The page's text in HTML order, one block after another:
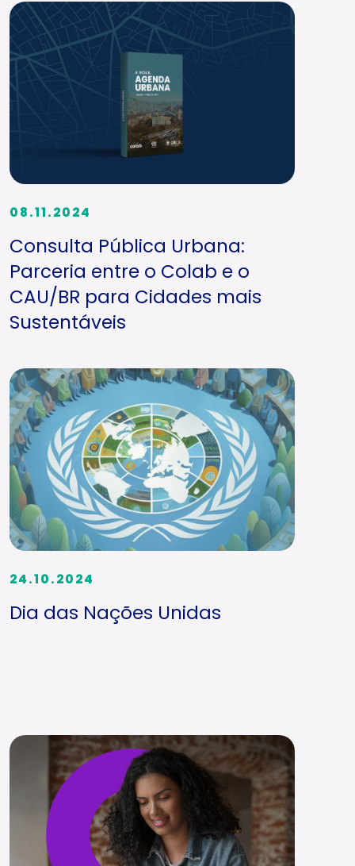
08.11.2024
Consulta Pública Urbana:
Parceria entre o Colab e o
CAU/BR para Cidades mais
Sustentáveis
24.10.2024
Dia das Nações Unidas